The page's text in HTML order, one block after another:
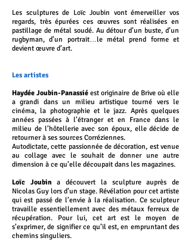
Les sculptures de Loïc Joubin vont émerveiller vos
regards, très épurées ces œuvres sont réalisées en
pastillage de métal soudé. Au détour d’un buste, d’un
rugbyman, d’un portrait…le métal prend forme et
devient œuvre d’art.
Les artistes
Haydée Joubin-Panassié est originaire de Brive où elle
a grandi dans un milieu artistique tourné vers le
cinéma, la photographie et le jazz. Après quelques
années passées à l’étranger et en France dans le
milieu de l’hôtellerie avec son époux, elle décide de
retourner à ses sources Corréziennes.
Autodictate, cette passionnée de décoration, est venue
au collage avec le souhait de donner une autre
dimension à ce qu’elle découpait dans les magazines.
Loïc Joubin a découvert la sculpture auprès de
Nicolas Guy lors d’un stage. Révélation pour cet artiste
qui est passé de l’envie à la réalisation. Ce sculpteur
travaille essentiellement avec des métaux ferreux de
récupération. Pour lui, cet art est le moyen de
s’exprimer, de signifier ce qu’il est, en empruntant des
chemins singuliers.